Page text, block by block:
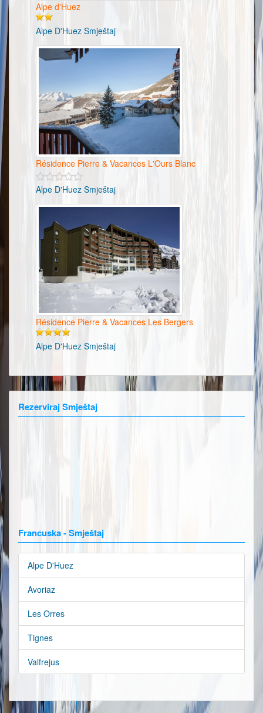
Alpe d'Huez
Alpe D'Huez Smještaj
Résidence Pierre & Vacances L'Ours Blanc
Alpe D'Huez Smještaj
Résidence Pierre & Vacances Les Bergers
Alpe D'Huez Smještaj
Rezerviraj Smještaj
Francuska - Smještaj
Alpe D'Huez
Avoriaz
Les Orres
Tignes
Valfrejus